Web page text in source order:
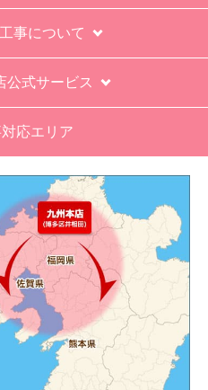
どうしたのか疑問。
もう一人来て欲しかっ
できなかった。
だが、同じ２００Vでも
形状が違い、途中で工
注文時に形状の確認も
考えていたが、少々不
事について
公式サービス
応エリア